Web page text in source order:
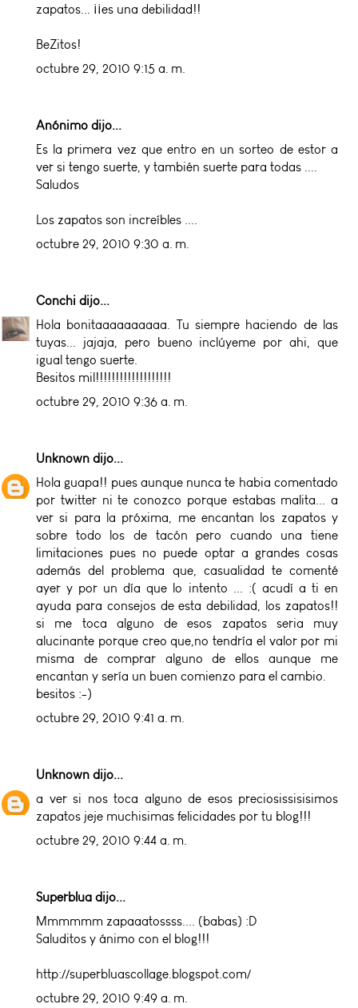
zapatos... ¡¡es una debilidad!!
BeZitos!
octubre 29, 2010 9:15 a. m.
Anónimo dijo...
Es la primera vez que entro en un sorteo de estor a
ver si tengo suerte, y también suerte para todas ....
Saludos
Los zapatos son increíbles ....
octubre 29, 2010 9:30 a. m.
Conchi dijo...
Hola bonitaaaaaaaaaa. Tu siempre haciendo de las
tuyas... jajaja, pero bueno inclúyeme por ahi, que
igual tengo suerte.
Besitos mil!!!!!!!!!!!!!!!!!!!
octubre 29, 2010 9:36 a. m.
Unknown dijo...
Hola guapa!! pues aunque nunca te habia comentado
por twitter ni te conozco porque estabas malita... a
ver si para la próxima, me encantan los zapatos y
sobre todo los de tacón pero cuando una tiene
limitaciones pues no puede optar a grandes cosas
además del problema que, casualidad te comenté
ayer y por un día que lo intento ... :( acudí a ti en
ayuda para consejos de esta debilidad, los zapatos!!
si me toca alguno de esos zapatos seria muy
alucinante porque creo que,no tendría el valor por mi
misma de comprar alguno de ellos aunque me
encantan y sería un buen comienzo para el cambio.
besitos :-)
octubre 29, 2010 9:41 a. m.
Unknown dijo...
a ver si nos toca alguno de esos preciosissisisimos
zapatos jeje muchisimas felicidades por tu blog!!!
octubre 29, 2010 9:44 a. m.
Superblua dijo...
Mmmmmm zapaaatossss.... (babas) :D
Saluditos y ánimo con el blog!!!
http://superbluascollage.blogspot.com/
octubre 29, 2010 9:49 a. m.